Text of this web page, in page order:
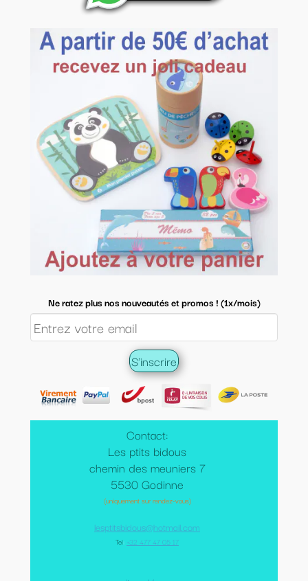
Contact:
Les ptits bidous
chemin des meuniers 7
5530 Godinne
(uniquement sur rendez-vous)
lesptitsbidous@hotmail.com
Tel: +32 477 47 05 17
Ne ratez plus nos nouveautés et promos ! (1x/mois)